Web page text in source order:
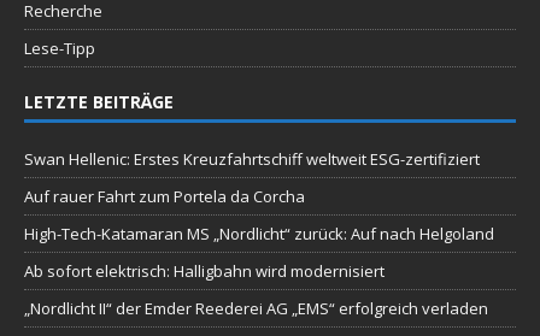
Recherche
Lese-Tipp
LETZTE BEITRÄGE
Swan Hellenic: Erstes Kreuzfahrtschiff weltweit ESG-zertifiziert
Auf rauer Fahrt zum Portela da Corcha
High-Tech-Katamaran MS „Nordlicht“ zurück: Auf nach Helgoland
Ab sofort elektrisch: Halligbahn wird modernisiert
„Nordlicht II“ der Emder Reederei AG „EMS“ erfolgreich verladen